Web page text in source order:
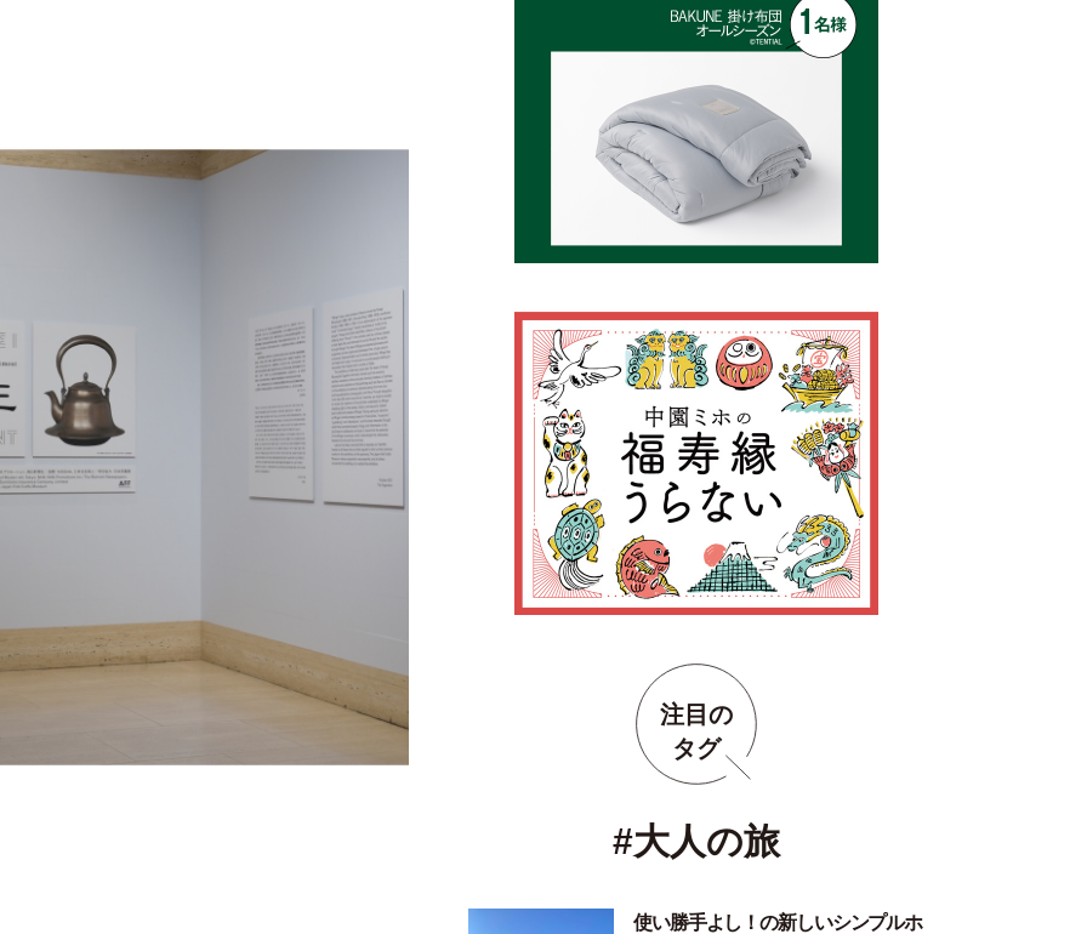
注目の
タグ
#大人の旅
使い勝手よし！の新しいシンプルホ